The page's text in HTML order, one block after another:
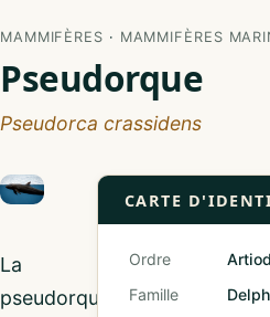
MAMMIFÈRES · MAMMIFÈRES
Pseudorque
Pseudorca crassidens
La
pseudorque
CARTE
Ordre
Famille